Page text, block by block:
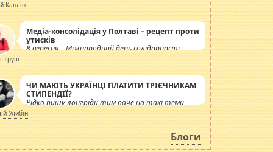
Каплін
Медіа-консолідація у Полтаві – рецепт проти
утисків
8 вересня – Міжнародний день солідарності
журналістів.
Труш
ЧИ МАЮТЬ УКРАЇНЦІ ПЛАТИТИ ТРІЄЧНИКАМ
СТИПЕНДІЇ?
Рідко пишу лонгріди тим паче на такі теми,
але вже просто дістало! Обурюють сьогоднішні
інсенуації навколо стипендіального питання.
Штучно роздувається ще одна соціальна
катастрофа.
Улибін
Блоги